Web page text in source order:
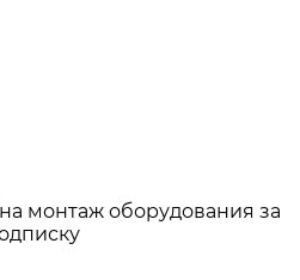
монтаж оборудования за